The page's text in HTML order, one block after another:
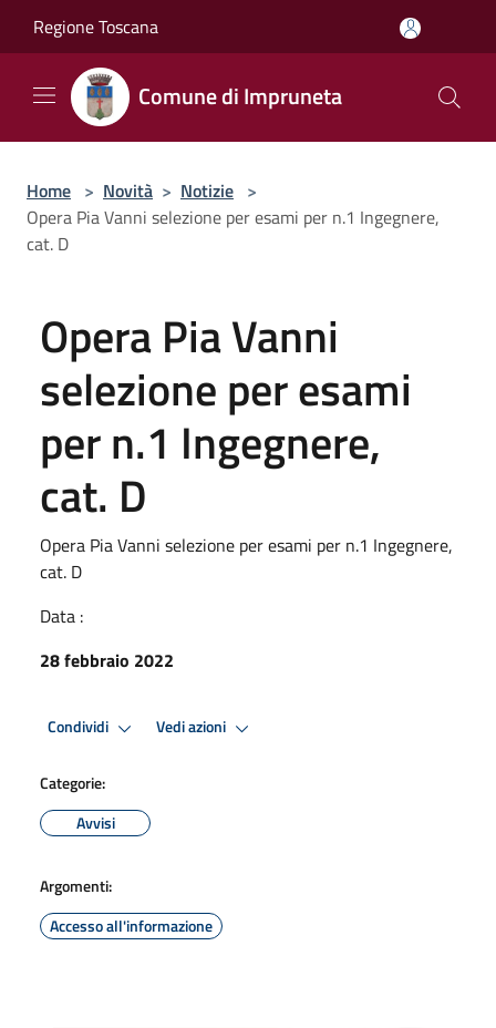
Regione Toscana
Comune di Impruneta
Home > Novità > Notizie >
Opera Pia Vanni selezione per esami per n.1 Ingegnere,
cat. D
Opera Pia Vanni
selezione per esami
per n.1 Ingegnere,
cat. D
Opera Pia Vanni selezione per esami per n.1 Ingegnere,
cat. D
Data :
28 febbraio 2022
Condividi Vedi azioni
Categorie:
Avvisi
Argomenti:
Accesso all'informazione